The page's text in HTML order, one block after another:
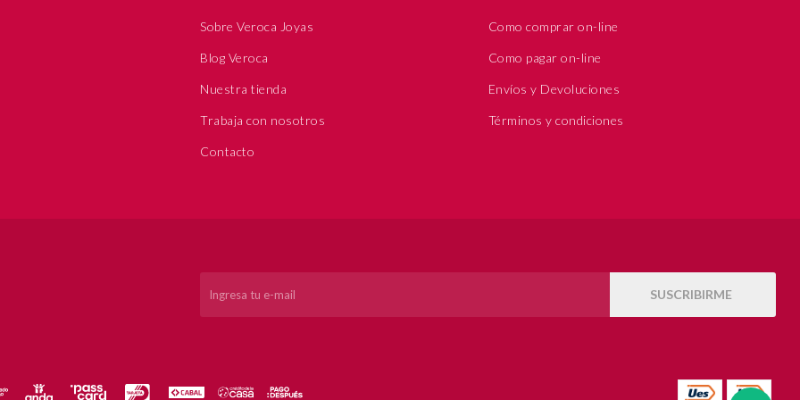
SUSCRIBIRME
Sobre Veroca Joyas
Blog Veroca
Nuestra tienda
Trabaja con nosotros
Contacto
Como comprar on-line
Como pagar on-line
Envíos y Devoluciones
Términos y condiciones